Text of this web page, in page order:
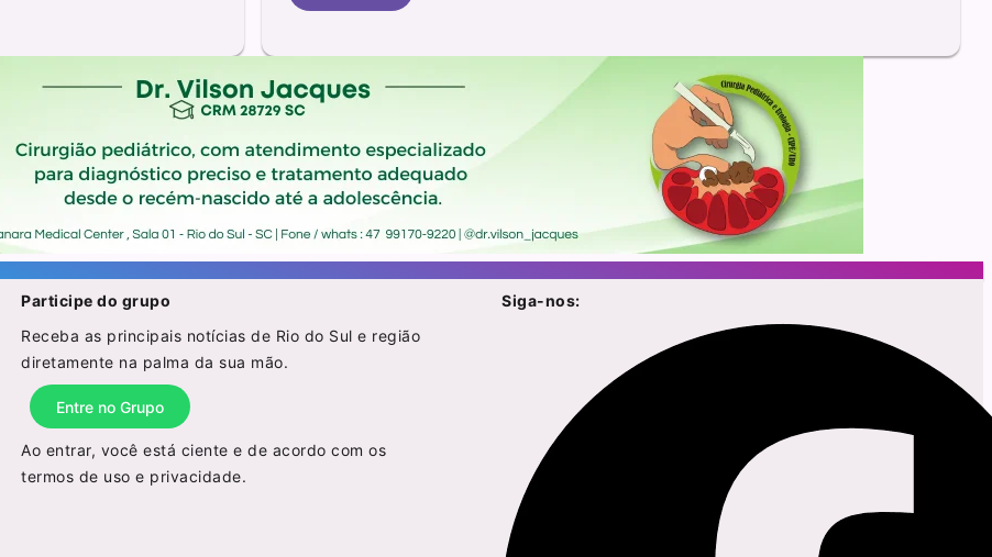
Participe do grupo
Receba as principais notícias de Rio do Sul e região
diretamente na palma da sua mão.
Entre no Grupo
Ao entrar, você está ciente e de acordo com os
termos de uso e privacidade.
Siga-nos: